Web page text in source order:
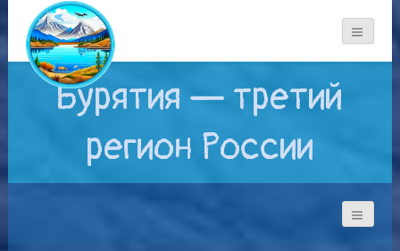
Бурятия — третий
регион России